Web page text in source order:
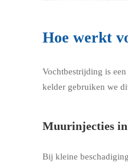
Hoe werkt
Vochtbestrijding is
kelder gebruiken we
Muurinjecties in
Bij kleine